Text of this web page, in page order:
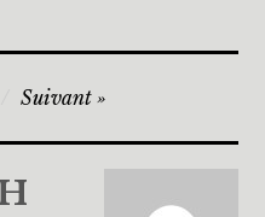
Suivant